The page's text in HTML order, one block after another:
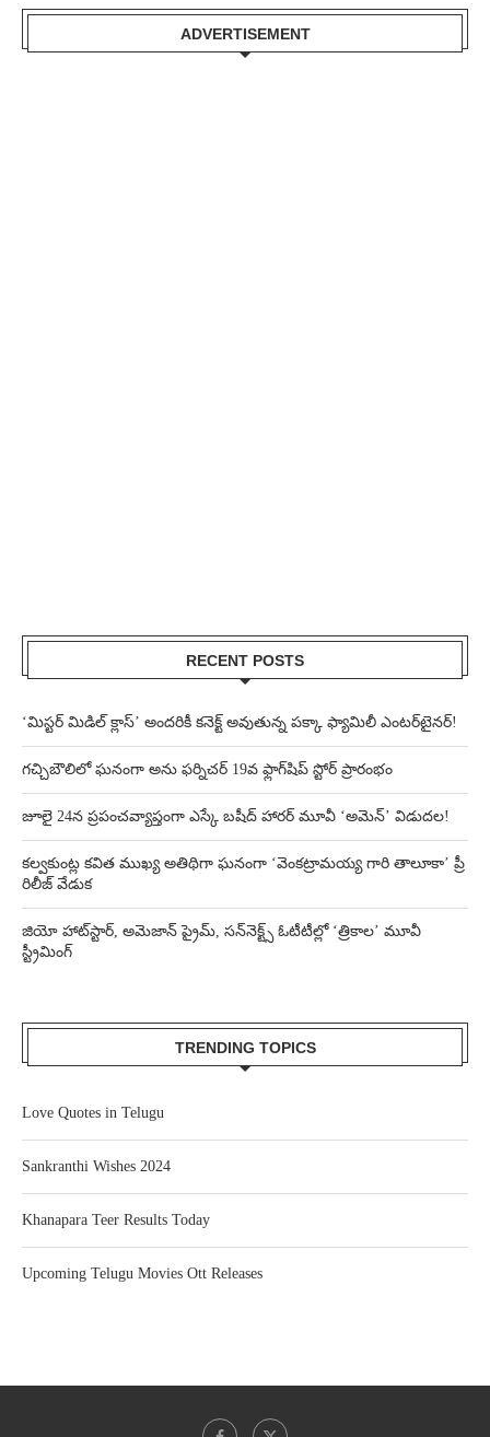
ADVERTISEMENT
RECENT POSTS
‘మిస్టర్ మిడిల్ క్లాస్’ అందరికీ కనెక్ట్ అవుతున్న పక్కా ఫ్యామిలీ ఎంటర్‌టైనర్!
గచ్చిబౌలిలో ఘనంగా అను ఫర్నిచర్ 19వ ఫ్లాగ్‌షిప్ స్టోర్ ప్రారంభం
జూలై 24న ప్రపంచవ్యాప్తంగా ఎస్కే బషీద్‌ హారర్ మూవీ ‘అమెన్’ విడుదల!
కల్వకుంట్ల కవిత ముఖ్య అతిథిగా ఘనంగా ‘వెంకట్రామయ్య గారి తాలూకా’ ప్రీ
రిలీజ్ వేడుక
జియో హాట్‌స్టార్, అమెజాన్ ప్రైమ్, సన్‌నెక్ట్స్ ఓటీటీల్లో ‘త్రికాల’ మూవీ
స్ట్రీమింగ్
TRENDING TOPICS
Love Quotes in Telugu
Sankranthi Wishes 2024
Khanapara Teer Results Today
Upcoming Telugu Movies Ott Releases